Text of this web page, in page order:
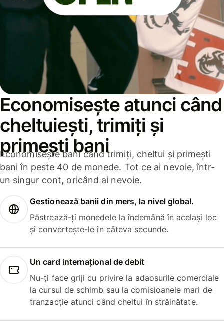
Economisește atunci când
cheltuiești, trimiți și
primești bani
Economisește bani când trimiți, cheltui și primești
bani în peste 40 de monede. Tot ce ai nevoie, într-
un singur cont, oricând ai nevoie.
Gestionează banii din mers, la nivel global.
Păstrează-ți monedele la îndemână în același loc
și convertește-le în câteva secunde.
Un card internațional de debit
Nu-ți face griji cu privire la adaosurile comerciale
la cursul de schimb sau la comisioanele mari de
tranzacție atunci când cheltui în străinătate.